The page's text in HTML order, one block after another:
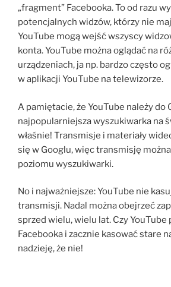
„fragment” Facebooka. To od razu
potencjalnych widzów, którzy nie
YouTube mogą wejść wszyscy
konta. YouTube można oglądać na
urządzeniach, ja np. bardzo często
w aplikacji YouTube na telewizorze.
A pamiętacie, że YouTube należy do
najpopularniejsza wyszukiwarka na
właśnie! Transmisje i materiały
się w Googlu, więc transmisję
poziomu wyszukiwarki.
No i najważniejsze: YouTube nie
transmisji. Nadal można obejrzeć
sprzed wielu, wielu lat. Czy YouTube
Facebooka i zacznie kasować stare
nadzieję, że nie!